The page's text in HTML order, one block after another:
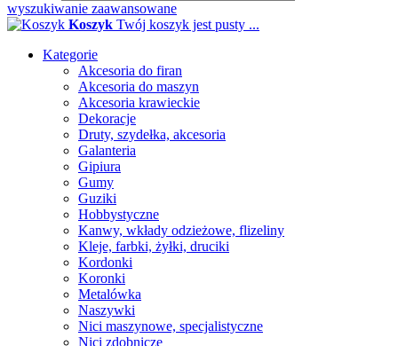
wyszukiwanie zaawansowane
Koszyk Twój koszyk jest pusty ...
Kategorie
Akcesoria do firan
Akcesoria do maszyn
Akcesoria krawieckie
Dekoracje
Druty, szydełka, akcesoria
Galanteria
Gipiura
Gumy
Guziki
Hobbystyczne
Kanwy, wkłady odzieżowe, flizeliny
Kleje, farbki, żyłki, druciki
Kordonki
Koronki
Metalówka
Naszywki
Nici maszynowe, specjalistyczne
Nici zdobnicze